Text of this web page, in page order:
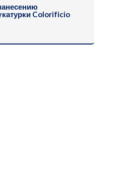
Colorificio